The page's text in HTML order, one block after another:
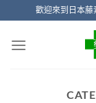
content
歡迎來到日本藤